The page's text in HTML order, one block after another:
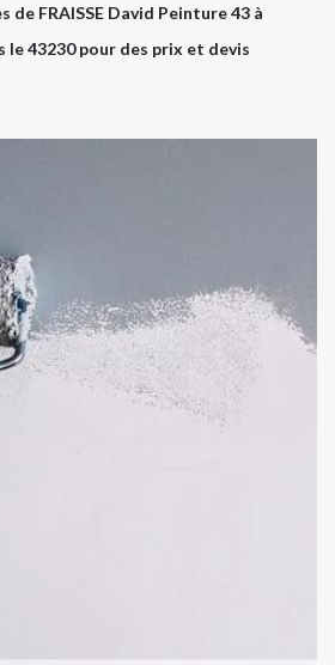
de FRAISSE David Peinture 43 à
le 43230 pour des prix et devis